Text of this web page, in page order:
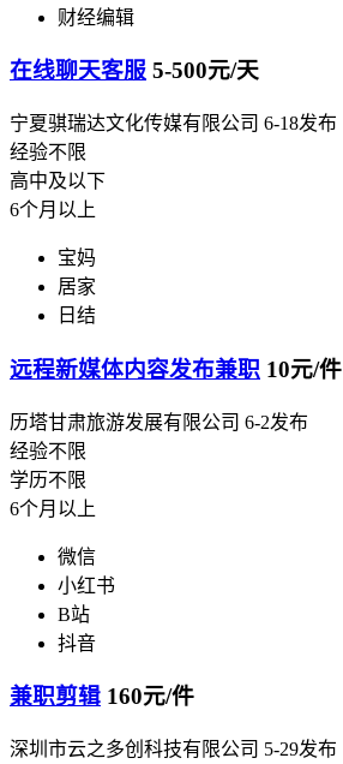
财经编辑
在线聊天客服 5-500元/天
宁夏骐瑞达文化传媒有限公司 6-18发布
经验不限
高中及以下
6个月以上
宝妈
居家
日结
远程新媒体内容发布兼职 10元/件
历塔甘肃旅游发展有限公司 6-2发布
经验不限
学历不限
6个月以上
微信
小红书
B站
抖音
兼职剪辑 160元/件
深圳市云之多创科技有限公司 5-29发布